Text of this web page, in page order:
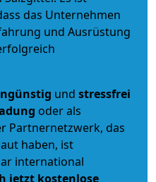
das Unternehmen
und Ausrüstung
und stressfrei
oder als
Partnernetzwerk, das
haben, ist
international
jetzt kostenlose